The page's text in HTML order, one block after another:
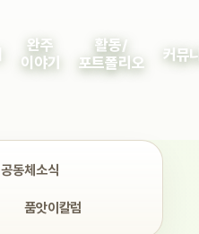
완주
이야기
활동/
포트폴리오
커뮤
공동체소식
품앗이칼럼